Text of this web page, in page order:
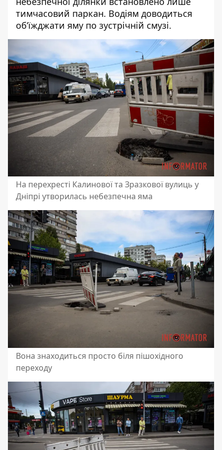
тимчасовий паркан. Водіям доводиться
об’їжджати яму по зустрічній смузі.
На перехресті Калинової та Зразкової вулиць у
Дніпрі утворилась небезпечна яма
Вона знаходиться просто біля пішохідного
переходу